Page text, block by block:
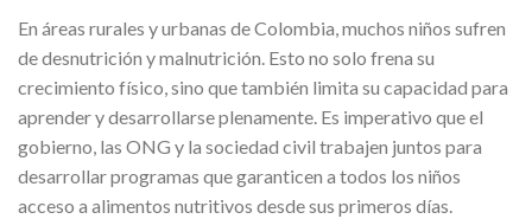
En áreas rurales y urbanas de Colombia, muchos niños sufren
de desnutrición y malnutrición. Esto no solo frena su
crecimiento físico, sino que también limita su capacidad para
aprender y desarrollarse plenamente. Es imperativo que el
gobierno, las ONG y la sociedad civil trabajen juntos para
desarrollar programas que garanticen a todos los niños
acceso a alimentos nutritivos desde sus primeros días.